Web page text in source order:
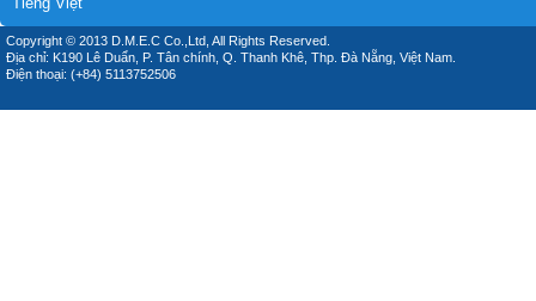
Copyright © 2013 D.M.E.C Co.,Ltd, All Rights Reserved.
Địa chỉ: K190 Lê Duẩn, P. Tân chính, Q. Thanh Khê, Thp. Đà Nẵng, Việt Nam.
Điện thoại: (+84) 5113752506